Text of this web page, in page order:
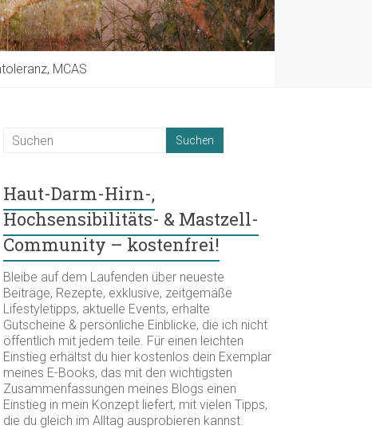
MCAS
Haut-Darm-Hirn-,
Hochsensibilitäts- & Mastzell-
Community – kostenfrei!
Bleibe auf dem Laufenden über neueste
Beiträge, Rezepte, exklusive, zeitgemäße
Lifestyletipps, aktuelle Events, erhalte
Gutscheine & persönliche Einblicke, die ich nicht
öffentlich mit jedem teile. Für einen leichten
Einstieg erhältst du hier kostenlos dein Exemplar
meines E-Books, das mit den wichtigsten
Zusammenfassungen meines Blogs einen
Einstieg in mein Konzept liefert, mit vielen Tipps,
die du gleich im Alltag ausprobieren kannst.